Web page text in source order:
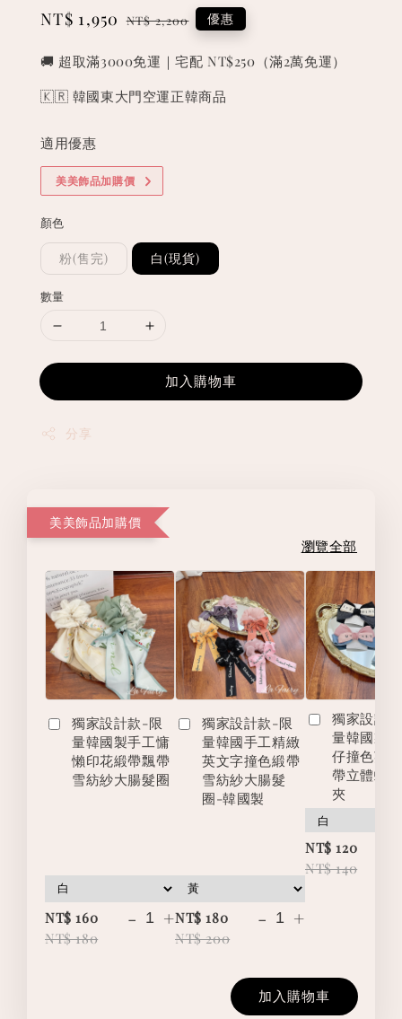
Sale
NT$ 1,950 Regular
NT$ 2,200 優惠
🚚 超取滿3000免運｜宅配 NT$250（滿2萬免運）
🇰🇷 韓國東大門空運正韓商品
適用優惠
美美飾品加購價
顏色
粉(售完) 白(現貨)
數量
加入購物車
分享
美美飾品加購價
瀏覽全部
獨家設計款-限
量韓國製手工慵
懶印花緞帶飄帶
雪紡紗大腸髮圈
NT$ 160
NT$ 180
- +
獨家設計款-限
量韓國手工精緻
英文字撞色緞帶
雪紡紗大腸髮
圈-韓國製
NT$ 180
NT$ 200
- +
獨家設計
量韓國製
仔撞色英
帶立體蝴
夾
NT$ 120
NT$ 140
加入購物車